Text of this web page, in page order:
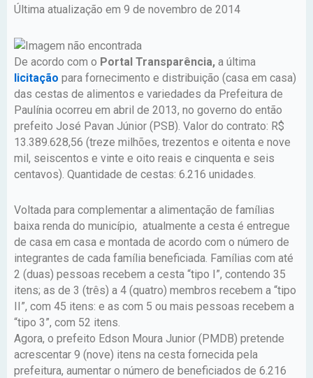
Última atualização em 9 de novembro de 2014
De acordo com o Portal Transparência, a última
licitação para fornecimento e distribuição (casa em casa)
das cestas de alimentos e variedades da Prefeitura de
Paulínia ocorreu em abril de 2013, no governo do então
prefeito José Pavan Júnior (PSB). Valor do contrato: R$
13.389.628,56 (treze milhões, trezentos e oitenta e nove
mil, seiscentos e vinte e oito reais e cinquenta e seis
centavos). Quantidade de cestas: 6.216 unidades.
Voltada para complementar a alimentação de famílias
baixa renda do município, atualmente a cesta é entregue
de casa em casa e montada de acordo com o número de
integrantes de cada família beneficiada. Famílias com até
2 (duas) pessoas recebem a cesta “tipo I”, contendo 35
itens; as de 3 (três) a 4 (quatro) membros recebem a “tipo
II”, com 45 itens: e as com 5 ou mais pessoas recebem a
“tipo 3”, com 52 itens.
Agora, o prefeito Edson Moura Junior (PMDB) pretende
acrescentar 9 (nove) itens na cesta fornecida pela
prefeitura, aumentar o número de beneficiados de 6.216